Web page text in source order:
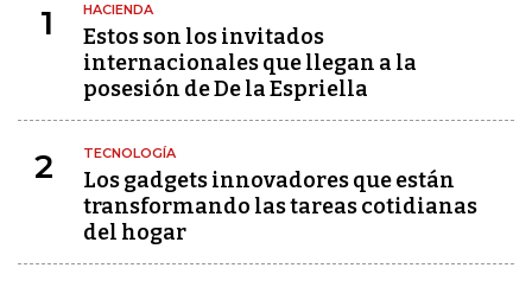
1 HACIENDA
Estos son los invitados
internacionales que llegan a la
posesión de De la Espriella
2 TECNOLOGÍA
Los gadgets innovadores que están
transformando las tareas cotidianas
del hogar